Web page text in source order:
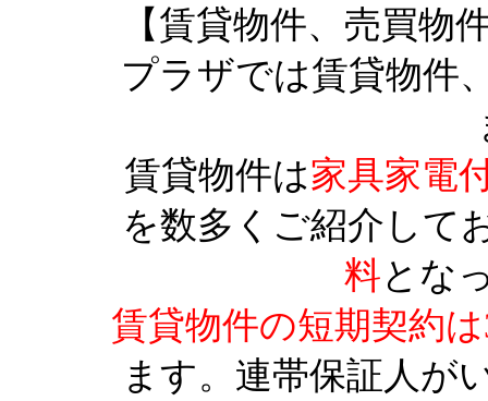
【賃貸物件、売買物
プラザでは賃貸物件
賃貸物件は家具家電
を数多くご紹介して
料とな
賃貸物件の短期契約
ます。連帯保証人が